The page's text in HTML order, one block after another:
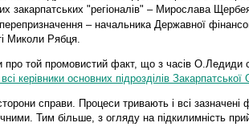
закарпатських "регіоналів" – Мирослава
– начальника Державної
Миколи Рябця.
той промовистий факт, що з часів О.Ледиди
керівники основних підрозділів
справи. Процеси тривають і всі зазначені
Тим більше, з огляду на підкилимність